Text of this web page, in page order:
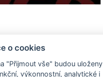
o cookies
"Přijmout vše" budou uloženy
výkonnostní, analytické i
179
- Běchovice